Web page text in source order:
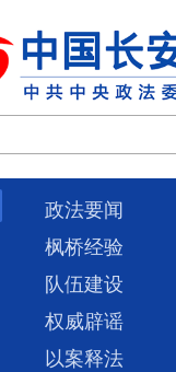
政法要闻
枫桥经验
队伍建设
权威辟谣
以案释法